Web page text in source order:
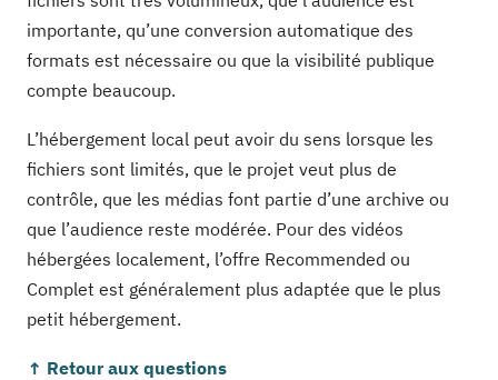
importante, qu’une conversion automatique des
formats est nécessaire ou que la visibilité publique
compte beaucoup.
L’hébergement local peut avoir du sens lorsque les
fichiers sont limités, que le projet veut plus de
contrôle, que les médias font partie d’une archive ou
que l’audience reste modérée. Pour des vidéos
hébergées localement, l’offre Recommended ou
Complet est généralement plus adaptée que le plus
petit hébergement.
↑ Retour aux questions